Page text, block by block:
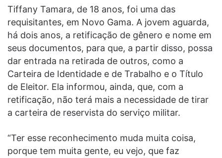
Tiffany Tamara, de 18 anos, foi uma das
requisitantes, em Novo Gama. A jovem aguarda,
há dois anos, a retificação de gênero e nome em
seus documentos, para que, a partir disso, possa
dar entrada na retirada de outros, como a
Carteira de Identidade e de Trabalho e o Título
de Eleitor. Ela informou, ainda, que, com a
retificação, não terá mais a necessidade de tirar
a carteira de reservista do serviço militar.
“Ter esse reconhecimento muda muita coisa,
porque tem muita gente, eu vejo, que faz